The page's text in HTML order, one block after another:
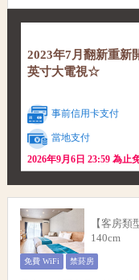
2023年7月翻新重新
英寸大電視☆
事前信用卡支付
當地支付
2026年9月6日 23:59 為止
【客房
140cm
免費 WiFi 禁菸房